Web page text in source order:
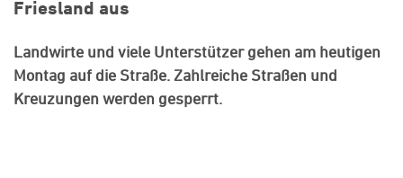
Friesland aus
Landwirte und viele Unterstützer gehen am heutigen
Montag auf die Straße. Zahlreiche Straßen und
Kreuzungen werden gesperrt.